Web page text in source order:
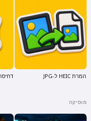
המרת HEIC ל-JPG
מוסיקה